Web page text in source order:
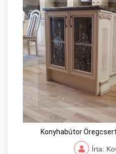
Konyhabútor
Írta: